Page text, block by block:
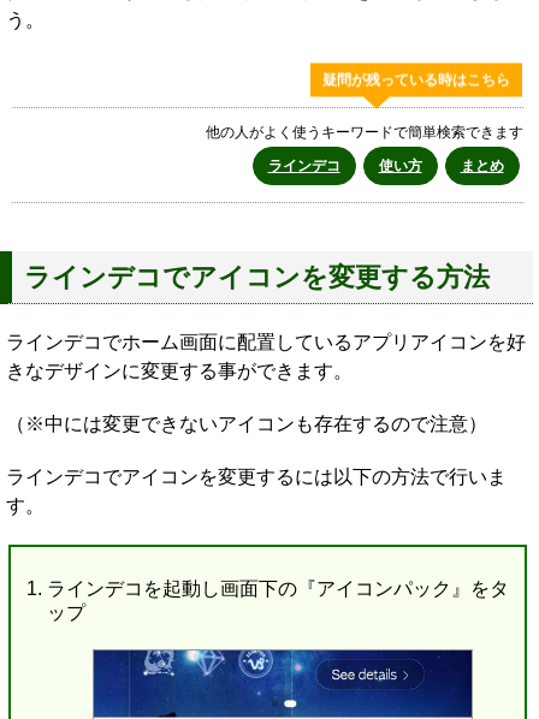
う。
疑問が残っている時はこちら
他の人がよく使うキーワードで簡単検索できます
ラインデコ
使い方 まとめ
ラインデコでアイコンを変更する方法
ラインデコでホーム画面に配置しているアプリアイコンを好
きなデザインに変更する事ができます。
（※中には変更できないアイコンも存在するので注意）
ラインデコでアイコンを変更するには以下の方法で行いま
す。
ラインデコを起動し画面下の『アイコンパック』をタ
ップ